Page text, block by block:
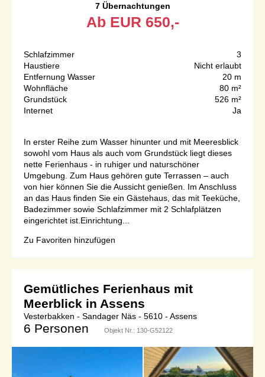
7 Übernachtungen
Ab EUR 650,-
Schlafzimmer
3
Haustiere
Nicht erlaubt
Entfernung Wasser
20 m
Wohnfläche
80 m²
Grundstück
526 m²
Internet
Ja
In erster Reihe zum Wasser hinunter und mit Meeresblick
sowohl vom Haus als auch vom Grundstück liegt dieses
nette Ferienhaus - in ruhiger und naturschöner
Umgebung. Zum Haus gehören gute Terrassen – auch
von hier können Sie die Aussicht genießen. Im Anschluss
an das Haus finden Sie ein Gästehaus, das mit Teeküche,
Badezimmer sowie Schlafzimmer mit 2 Schlafplätzen
eingerichtet ist.Einrichtung...
Zu Favoriten hinzufügen
Gemütliches Ferienhaus mit
Meerblick in Assens
Vesterbakken - Sandager Näs - 5610 - Assens
6 Personen Objekt Nr.: 130-G52122